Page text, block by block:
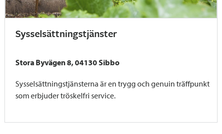
Sysselsättningstjänster
Stora Byvägen 8, 04130 Sibbo
Sysselsättningstjänsterna är en trygg och genuin träffpunkt
som erbjuder tröskelfri service.